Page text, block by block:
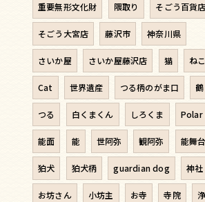
重要無形文化財 隈取り そごう百貨店
そごう大宮店 藤沢市 神奈川県
さいか屋 さいか屋藤沢店 猫 ねこ
Cat 世界遺産 つる柄のがま口 鶴
つる 白くまくん しろくま Polar
能面 能 世阿弥 観阿弥 能舞台
狛犬 狛犬柄 guardian dog 神社
お坊さん 小坊主 お寺 寺院